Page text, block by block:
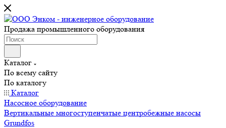
Продажа промышленного оборудования
Каталог
По всему сайту
По каталогу
Каталог
Насосное оборудование
Вертикальные многоступенчатые центробежные насосы
Grundfos